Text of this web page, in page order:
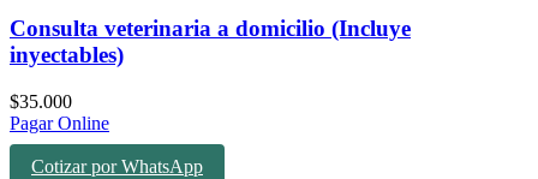
Consulta veterinaria a domicilio (Incluye
inyectables)
$35.000
Pagar Online
Cotizar por WhatsApp